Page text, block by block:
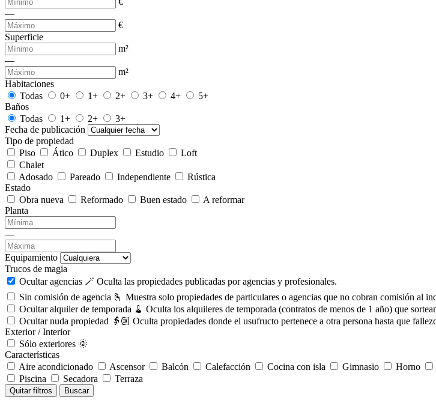
—
€
Superficie
m²
—
m²
Habitaciones
Todas
0+ 1+ 2+ 3+ 4+
5+
Baños
Todas
1+ 2+
3+
Fecha de publicación
Tipo de propiedad
Piso
Ático Duplex Estudio
Loft
Chalet
Adosado
Pareado Independiente
Rústica
Estado
Obra nueva
Reformado Buen estado
A reformar
Planta
—
Equipamiento
Trucos de magia
Ocultar agencias 🪄 Oculta las propiedades publicadas por agencias y profesionales.
Sin comisión de agencia 🫰 Muestra solo propiedades de particulares o agencias que no cobran comisión al
Ocultar alquiler de temporada 🧹 Oculta los alquileres de temporada (contratos de menos de 1 año) que
Ocultar nuda propiedad 👵🏼 Oculta propiedades donde el usufructo pertenece a otra persona hasta que
Exterior / Interior
Sólo exteriores 🌞
Características
Aire acondicionado
Ascensor Balcón Calefacción Cocina con isla Gimnasio Horno
Piscina
Secadora Terraza
Quitar filtros Buscar